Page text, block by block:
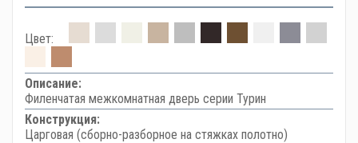
Цвет:
Описание:
Филенчатая межкомнатная дверь серии Турин
Конструкция:
Царговая (сборно-разборное на стяжках полотно)